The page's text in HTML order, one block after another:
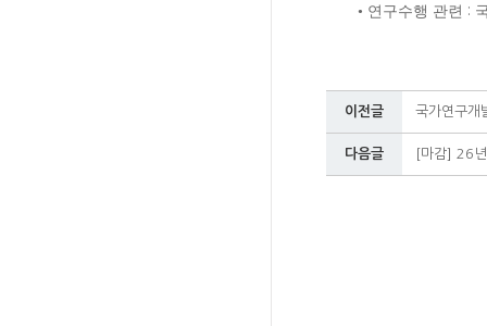
• 연구수행 관련 :
이전글 국가연구개
다음글 [마감] 26